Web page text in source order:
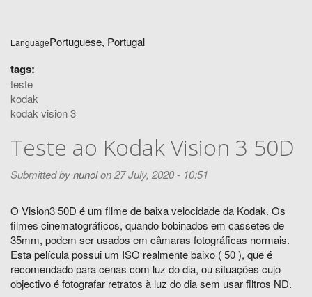
LanguagePortuguese, Portugal
tags:
teste
kodak
kodak vision 3
Teste ao Kodak Vision 3 50D
Submitted bynunolon 27 July, 2020 - 10:51
O Vision3 50D é um filme de baixa velocidade da Kodak. Os
filmes cinematográficos, quando bobinados em cassetes de
35mm, podem ser usados em câmaras fotográficas normais.
Esta película possui um ISO realmente baixo ( 50 ), que é
recomendado para cenas com luz do dia, ou situações cujo
objectivo é fotografar retratos à luz do dia sem usar filtros ND.